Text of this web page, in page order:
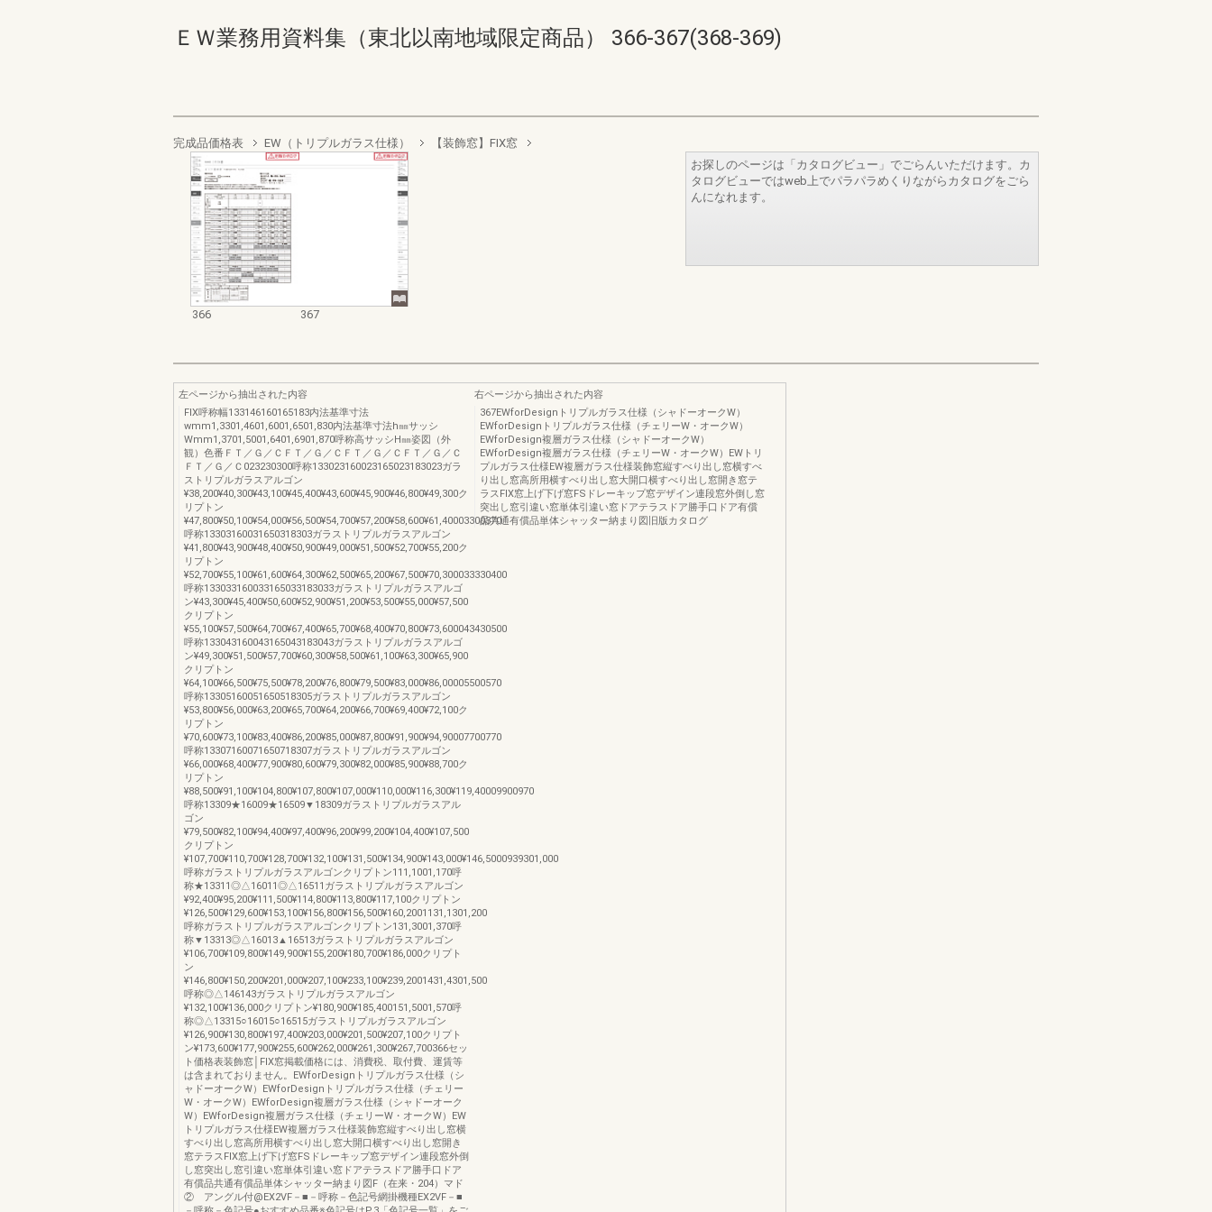
ＥＷ業務用資料集（東北以南地域限定商品） 366-367(368-369)
完成品価格表 EW（トリプルガラス仕様） 【装飾窓】FIX窓
366 367
お探しのページは「カタログビュー」でごらんいただけます。カ
タログビューではweb上でパラパラめくりながらカタログをごら
んになれます。
左ページから抽出された内容
FIX呼称幅133146160165183内法基準寸法
wmm1,3301,4601,6001,6501,830内法基準寸法h㎜サッシ
Wmm1,3701,5001,6401,6901,870呼称高サッシH㎜姿図（外
観）色番ＦＴ／Ｇ／ＣＦＴ／Ｇ／ＣＦＴ／Ｇ／ＣＦＴ／Ｇ／Ｃ
ＦＴ／Ｇ／Ｃ023230300呼称133023160023165023183023ガラ
ストリプルガラスアルゴン
¥38,200¥40,300¥43,100¥45,400¥43,600¥45,900¥46,800¥49,300ク
リプトン
¥47,800¥50,100¥54,000¥56,500¥54,700¥57,200¥58,600¥61,40003300370
呼称13303160031650318303ガラストリプルガラスアルゴン
¥41,800¥43,900¥48,400¥50,900¥49,000¥51,500¥52,700¥55,200ク
リプトン
¥52,700¥55,100¥61,600¥64,300¥62,500¥65,200¥67,500¥70,300033330400
呼称133033160033165033183033ガラストリプルガラスアルゴ
ン¥43,300¥45,400¥50,600¥52,900¥51,200¥53,500¥55,000¥57,500
クリプトン
¥55,100¥57,500¥64,700¥67,400¥65,700¥68,400¥70,800¥73,600043430500
呼称133043160043165043183043ガラストリプルガラスアルゴ
ン¥49,300¥51,500¥57,700¥60,300¥58,500¥61,100¥63,300¥65,900
クリプトン
¥64,100¥66,500¥75,500¥78,200¥76,800¥79,500¥83,000¥86,00005500570
呼称13305160051650518305ガラストリプルガラスアルゴン
¥53,800¥56,000¥63,200¥65,700¥64,200¥66,700¥69,400¥72,100ク
リプトン
¥70,600¥73,100¥83,400¥86,200¥85,000¥87,800¥91,900¥94,90007700770
呼称13307160071650718307ガラストリプルガラスアルゴン
¥66,000¥68,400¥77,900¥80,600¥79,300¥82,000¥85,900¥88,700ク
リプトン
¥88,500¥91,100¥104,800¥107,800¥107,000¥110,000¥116,300¥119,40009900970
呼称13309★16009★16509▼18309ガラストリプルガラスアル
ゴン
¥79,500¥82,100¥94,400¥97,400¥96,200¥99,200¥104,400¥107,500
クリプトン
¥107,700¥110,700¥128,700¥132,100¥131,500¥134,900¥143,000¥146,5000939301,000
呼称ガラストリプルガラスアルゴンクリプトン111,1001,170呼
称★13311◎△16011◎△16511ガラストリプルガラスアルゴン
¥92,400¥95,200¥111,500¥114,800¥113,800¥117,100クリプトン
¥126,500¥129,600¥153,100¥156,800¥156,500¥160,2001131,1301,200
呼称ガラストリプルガラスアルゴンクリプトン131,3001,370呼
称▼13313◎△16013▲16513ガラストリプルガラスアルゴン
¥106,700¥109,800¥149,900¥155,200¥180,700¥186,000クリプト
ン
¥146,800¥150,200¥201,000¥207,100¥233,100¥239,2001431,4301,500
呼称◎△146143ガラストリプルガラスアルゴン
¥132,100¥136,000クリプトン¥180,900¥185,400151,5001,570呼
称◎△13315○16015○16515ガラストリプルガラスアルゴン
¥126,900¥130,800¥197,400¥203,000¥201,500¥207,100クリプト
ン¥173,600¥177,900¥255,600¥262,000¥261,300¥267,700366セッ
ト価格表装飾窓│FIX窓掲載価格には、消費税、取付費、運賃等
は含まれておりません。EWforDesignトリプルガラス仕様（シ
ャドーオークW）EWforDesignトリプルガラス仕様（チェリー
W・オークW）EWforDesign複層ガラス仕様（シャドーオーク
W）EWforDesign複層ガラス仕様（チェリーW・オークW）EW
トリプルガラス仕様EW複層ガラス仕様装飾窓縦すべり出し窓横
すべり出し窓高所用横すべり出し窓大開口横すべり出し窓開き
窓テラスFIX窓上げ下げ窓FSドレーキップ窓デザイン連段窓外倒
し窓突出し窓引違い窓単体引違い窓ドアテラスドア勝手口ドア
有償品共通有償品単体シャッター納まり図F（在来・204）マド
② アングル付@EX2VF－■－呼称－色記号網掛機種EX2VF－■
右ページから抽出された内容
367EWforDesignトリプルガラス仕様（シャドーオークW）
EWforDesignトリプルガラス仕様（チェリーW・オークW）
EWforDesign複層ガラス仕様（シャドーオークW）
EWforDesign複層ガラス仕様（チェリーW・オークW）EWトリ
プルガラス仕様EW複層ガラス仕様装飾窓縦すべり出し窓横すべ
り出し窓高所用横すべり出し窓大開口横すべり出し窓開き窓テ
ラスFIX窓上げ下げ窓FSドレーキップ窓デザイン連段窓外倒し窓
突出し窓引違い窓単体引違い窓ドアテラスドア勝手口ドア有償
品共通有償品単体シャッター納まり図旧版カタログ